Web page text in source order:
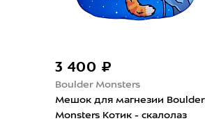
3 400 ₽
Boulder Monsters
Мешок для магнезии Boulder
Monsters Котик - скалолаз